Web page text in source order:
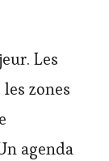
Les
zones
agenda